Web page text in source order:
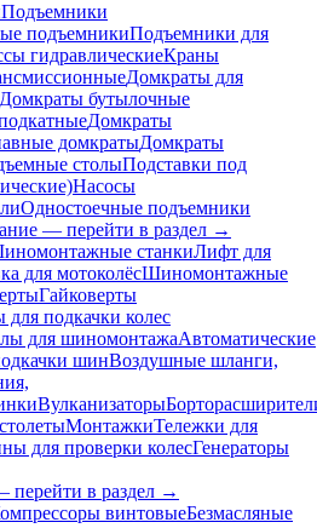
Подъемники
подъемникиПодъемники для
гидравлическиеКраны
Домкраты для
Домкраты бутылочные
Домкраты
домкратыДомкраты
столыПодставки под
Насосы
Одностоечные подъемники
— перейти в раздел →
станкиЛифт для
для мотоколёсШиномонтажные
Гайковерты
для подкачки колес
для шиномонтажаАвтоматические
шинВоздушные шланги,
Вулканизаторы
МонтажкиТележки для
для проверки колесГенераторы
в раздел →
винтовыеБезмасляные